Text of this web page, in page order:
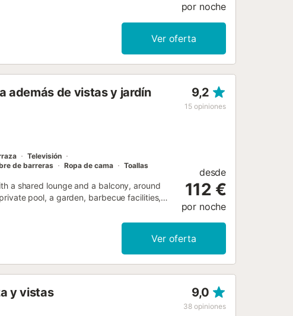
por noche
Ver oferta
además de vistas y jardín 9,2
15 opiniones
Televisión
de barreras Ropa de cama Toallas
a shared lounge and a balcony, around
pool, a garden, barbecue facilities,
desde
112 €
por noche
Ver oferta
y vistas 9,0
38 opiniones